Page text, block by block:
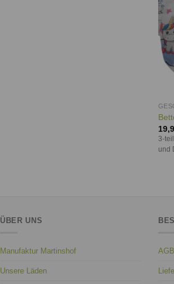
3-
und
ÜBER UNS
Manufaktur Martinshof
Unsere Läden
AGB